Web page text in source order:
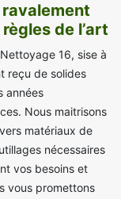
de l’art
16, sise à
reçu de solides
années
Nous maitrisons
matériaux de
nécessaires
vos besoins et
vous promettons